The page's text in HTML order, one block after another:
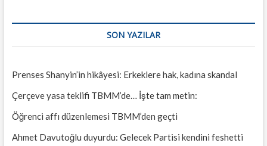
SON YAZILAR
Prenses Shanyin’in hikâyesi: Erkeklere hak, kadına skandal
Çerçeve yasa teklifi TBMM’de… İşte tam metin:
Öğrenci affı düzenlemesi TBMM’den geçti
Ahmet Davutoğlu duyurdu: Gelecek Partisi kendini feshetti